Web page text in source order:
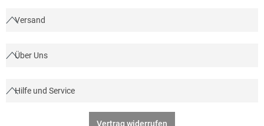
Versand
Über Uns
Hilfe und Service
Vertrag widerrufen